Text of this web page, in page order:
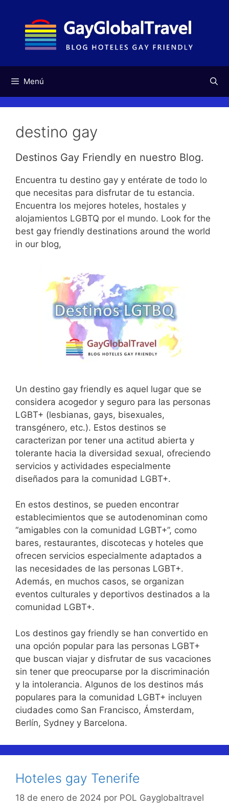
contenido
Menú
destino gay
Destinos Gay Friendly en nuestro Blog.
Encuentra tu destino gay y entérate de todo lo
que necesitas para disfrutar de tu estancia.
Encuentra los mejores hoteles, hostales y
alojamientos LGBTQ por el mundo. Look for the
best gay friendly destinations around the world
in our blog,
Un destino gay friendly es aquel lugar que se
considera acogedor y seguro para las personas
LGBT+ (lesbianas, gays, bisexuales,
transgénero, etc.). Estos destinos se
caracterizan por tener una actitud abierta y
tolerante hacia la diversidad sexual, ofreciendo
servicios y actividades especialmente
diseñados para la comunidad LGBT+.
En estos destinos, se pueden encontrar
establecimientos que se autodenominan como
“amigables con la comunidad LGBT+”, como
bares, restaurantes, discotecas y hoteles que
ofrecen servicios especialmente adaptados a
las necesidades de las personas LGBT+.
Además, en muchos casos, se organizan
eventos culturales y deportivos destinados a la
comunidad LGBT+.
Los destinos gay friendly se han convertido en
una opción popular para las personas LGBT+
que buscan viajar y disfrutar de sus vacaciones
sin tener que preocuparse por la discriminación
y la intolerancia. Algunos de los destinos más
populares para la comunidad LGBT+ incluyen
ciudades como San Francisco, Ámsterdam,
Berlín, Sydney y Barcelona.
Hoteles gay Tenerife
18 de enero de 2024 por POL Gayglobaltravel